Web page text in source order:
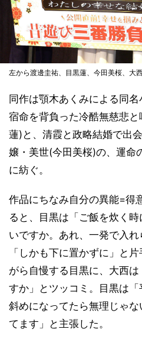
左から渡邊圭祐、目黒蓮、今田美桜、大
同作は顎木あくみによる同
宿命を背負った冷酷無慈悲
蓮)と、清霞と政略結婚で出
嬢・美世(今田美桜)の、運命
に紡ぐ。
作品にちなみ自分の異能=得
ると、目黒は「ご飯を炊く
いですか。あれ、一発で入れ
「しかも下に置かずに」と
がら自慢する目黒に、大西
すか」とツッコミ。目黒は
斜めになってたら無理じゃ
てます」と主張した。